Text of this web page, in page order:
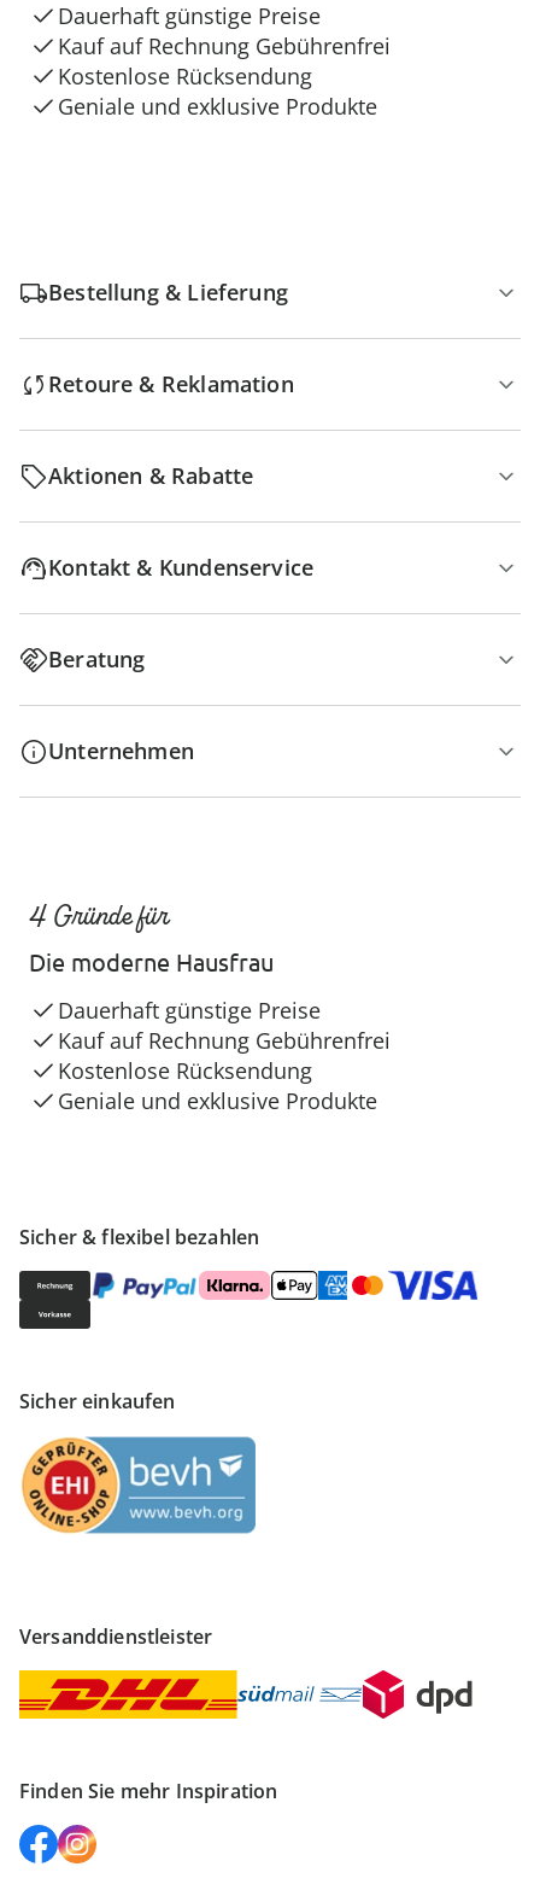
Dauerhaft günstige Preise
Kauf auf Rechnung Gebührenfrei
Kostenlose Rücksendung
Geniale und exklusive Produkte
Bestellung & Lieferung
Retoure & Reklamation
Aktionen & Rabatte
Kontakt & Kundenservice
Beratung
Unternehmen
Sicher & flexibel bezahlen
Sicher einkaufen
Versanddienstleister
Finden Sie mehr Inspiration
4 Gründe für
Die moderne Hausfrau
Dauerhaft günstige Preise
Kauf auf Rechnung Gebührenfrei
Kostenlose Rücksendung
Geniale und exklusive Produkte